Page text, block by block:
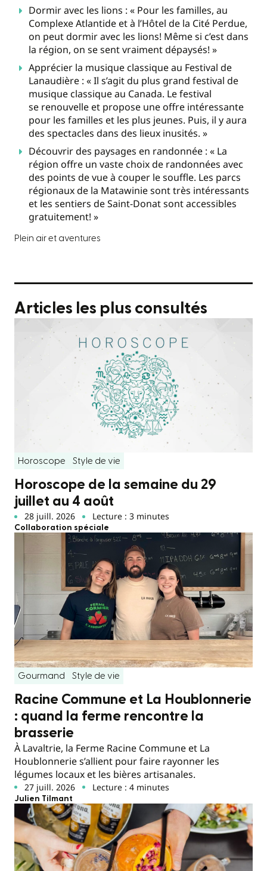
Dormir avec les lions : « Pour les familles, au
Complexe Atlantide et à l’Hôtel de la Cité Perdue,
on peut dormir avec les lions! Même si c’est dans
la région, on se sent vraiment dépaysés! »
Apprécier la musique classique au Festival de
Lanaudière : « Il s’agit du plus grand festival de
musique classique au Canada. Le festival
se renouvelle et propose une offre intéressante
pour les familles et les plus jeunes. Puis, il y aura
des spectacles dans des lieux inusités. »
Découvrir des paysages en randonnée : « La
région offre un vaste choix de randonnées avec
des points de vue à couper le souffle. Les parcs
régionaux de la Matawinie sont très intéressants
et les sentiers de Saint-Donat sont accessibles
gratuitement! »
Plein air et aventures
Articles les plus consultés
Horoscope Style de vie
Horoscope de la semaine du 29
juillet au 4 août
28 juill. 2026 Lecture : 3 minutes
Collaboration spéciale
Gourmand Style de vie
Racine Commune et La Houblonnerie
: quand la ferme rencontre la
brasserie
À Lavaltrie, la Ferme Racine Commune et La
Houblonnerie s’allient pour faire rayonner les
légumes locaux et les bières artisanales.
27 juill. 2026 Lecture : 4 minutes
Julien Tilmant